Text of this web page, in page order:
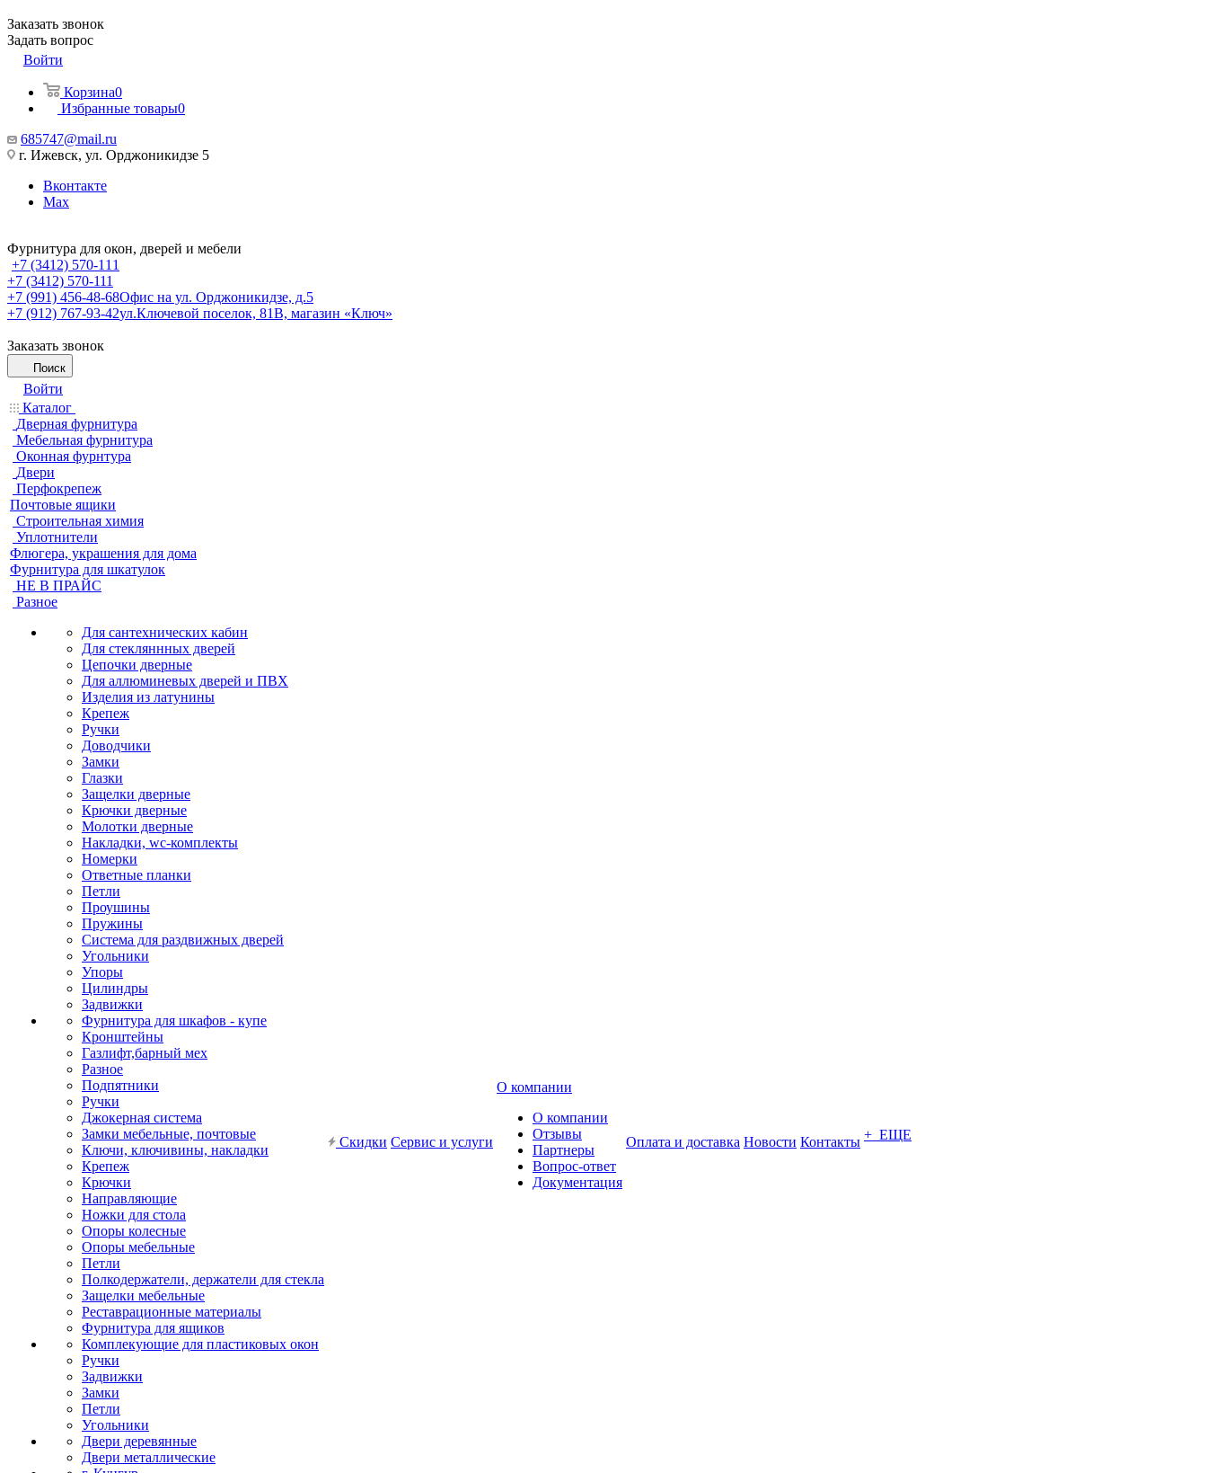
Заказать звонок
Задать вопрос
Войти
Корзина0
Избранные товары0
685747@mail.ru
г. Ижевск, ул. Орджоникидзе 5
Вконтакте
Max
Фурнитура для окон, дверей и мебели
+7 (3412) 570-111
+7 (3412) 570-111
+7 (991) 456-48-68Офис на ул. Орджоникидзе, д.5
+7 (912) 767-93-42ул.Ключевой поселок, 81В, магазин «Ключ»
Заказать звонок
Поиск
Войти
Каталог
Дверная фурнитура
Мебельная фурнитура
Оконная фурнтура
Двери
Перфокрепеж
Почтовые ящики
Строительная химия
Уплотнители
Флюгера, украшения для дома
Фурнитура для шкатулок
НЕ В ПРАЙС
Разное
Для сантехнических кабин
Для стекляннных дверей
Цепочки дверные
Для аллюминевых дверей и ПВХ
Изделия из латунины
Крепеж
Ручки
Доводчики
Замки
Глазки
Защелки дверные
Крючки дверные
Молотки дверные
Накладки, wc-комплекты
Номерки
Ответные планки
Петли
Проушины
Пружины
Система для раздвижных дверей
Угольники
Упоры
Цилиндры
Задвижки
Фурнитура для шкафов - купе
Кронштейны
Газлифт,барный мех
Разное
Подпятники
Ручки
Джокерная система
Замки мебельные, почтовые
Ключи, ключивины, накладки
Крепеж
Крючки
Направляющие
Ножки для стола
Опоры колесные
Опоры мебельные
Петли
Полкодержатели, держатели для стекла
Защелки мебельные
Реставрационные материалы
Фурнитура для ящиков
Комплекующие для пластиковых окон
Ручки
Задвижки
Замки
Петли
Угольники
Двери деревянные
Двери металлические
Скидки Сервис и услуги
О компании
О компании
Отзывы
Партнеры
Вопрос-ответ
Документация
Оплата и доставка Новости Контакты + ЕЩЕ